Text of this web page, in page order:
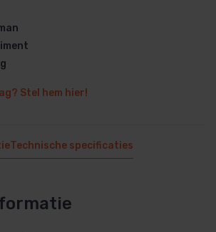
Stel hem hier!
Technische specificaties